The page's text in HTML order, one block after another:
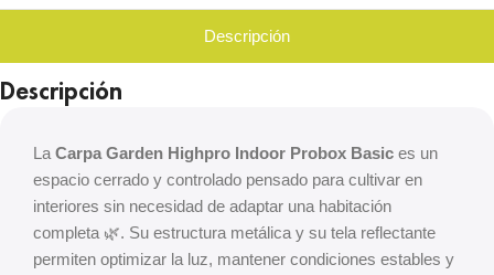
Descripción
Descripción
La Carpa Garden Highpro Indoor Probox Basic es un
espacio cerrado y controlado pensado para cultivar en
interiores sin necesidad de adaptar una habitación
completa 🌿. Su estructura metálica y su tela reflectante
permiten optimizar la luz, mantener condiciones estables y